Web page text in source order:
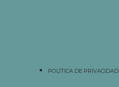
POLÍTICA DE PRIVACIDAD